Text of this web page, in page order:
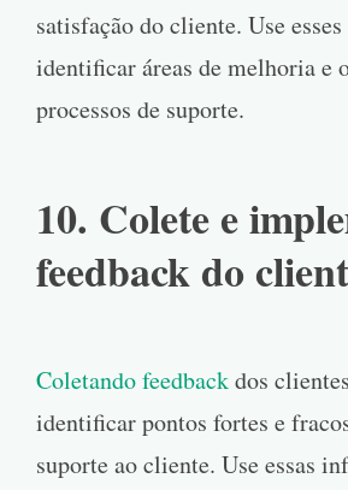
satisfação do cliente. Use
identificar áreas de melhoria e
processos de suporte.
10. Colete e
feedback do
Coletando feedbackdos
identificar pontos fortes e
suporte ao cliente. Use essas